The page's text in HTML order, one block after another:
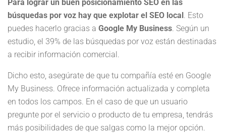
Para lograr un buen posicionamiento SEO en las
búsquedas por voz hay que explotar el SEO local . Esto
puedes hacerlo gracias a Google My Business . Según un
estudio, el 39% de las búsquedas por voz están destinadas
a recibir información comercial.
Dicho esto, asegúrate de que tu compañía esté en Google
My Business. Ofrece información actualizada y completa
en todos los campos. En el caso de que un usuario
pregunte por el servicio o producto de tu empresa, tendrás
más posibilidades de que salgas como la mejor opción.